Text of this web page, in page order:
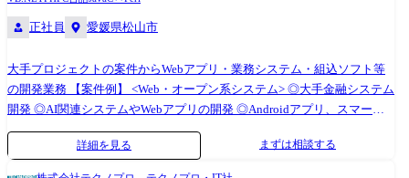
正社員 愛媛県松山市
大手プロジェクトの案件からWebアプリ・業務システム・組込ソフト等
の開発業務 【案件例】 <Web・オープン系システム> ◎大手金融システム
開発 ◎AI関連システムやWebアプリの開発 ◎Androidアプリ、スマート
フォン分野での各種開発 ◎ECサイト、ポータルサイトの開発 <業務系シ
ステム> ◎顧客管理システム開発 ◎医療・福祉系システム開発 ◎顧客向
けシステム開発・運用・保守 <組込制御ソフトウェア開発> ◎車載系制御
詳細を見る まずは相談する